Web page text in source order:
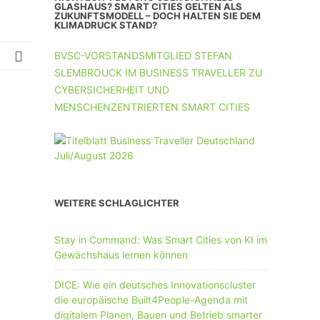
UNTERNEHMEN MIT 11-50 MA
GLASHAUS? SMART CITIES GELTEN ALS
ZUKUNFTSMODELL – DOCH HALTEN SIE DEM
KLIMADRUCK STAND?
BVSC-VORSTANDSMITGLIED STEFAN
SLEMBROUCK IM BUSINESS TRAVELLER ZU
CYBERSICHERHEIT UND
MENSCHENZENTRIERTEN SMART CITIES
WEITERE SCHLAGLICHTER
Stay in Command: Was Smart Cities von KI im
Gewächshaus lernen können
DICE: Wie ein deutsches Innovationscluster
die europäische Built4People-Agenda mit
digitalem Planen, Bauen und Betrieb smarter